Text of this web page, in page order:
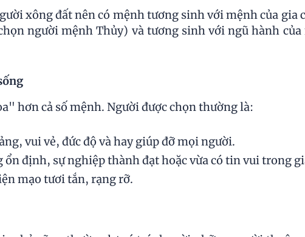
xông đất nên có mệnh tương sinh với mệnh của gia
người mệnh Thủy) và tương sinh với ngũ hành
hơn cả số mệnh. Người được chọn thường là:
vui vẻ, đức độ và hay giúp đỡ mọi người.
ổn định, sự nghiệp thành đạt hoặc vừa có tin vui trong
mạo tươi tắn, rạng rỡ.